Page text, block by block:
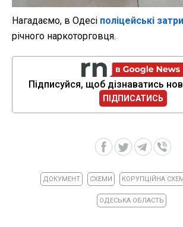
Нагадаємо, в Одесі поліцейські
річного наркоторговця.
Підписуйся, щоб дізнаватись
ПІДПИСАТИСЬ
ДОКУМЕНТ СХЕМИ КОРУПЦІЙНА
ОДЕСЬКА ОБЛАСТЬ